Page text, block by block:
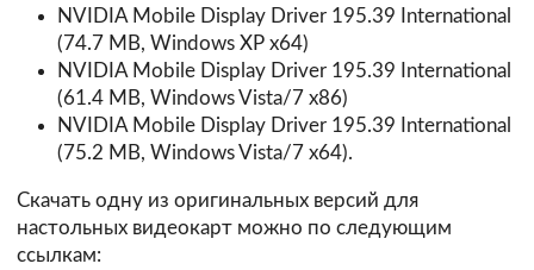
NVIDIA Mobile Display Driver 195.39 International
(74.7 MB, Windows XP x64)
NVIDIA Mobile Display Driver 195.39 International
(61.4 MB, Windows Vista/7 x86)
NVIDIA Mobile Display Driver 195.39 International
(75.2 MB, Windows Vista/7 x64).
Скачать одну из оригинальных версий для
настольных видеокарт можно по следующим
ссылкам: